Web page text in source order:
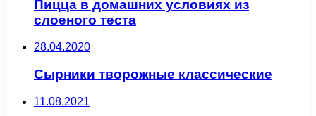
Пицца в домашних условиях из
слоеного теста
28.04.2020
Сырники творожные классические
11.08.2021